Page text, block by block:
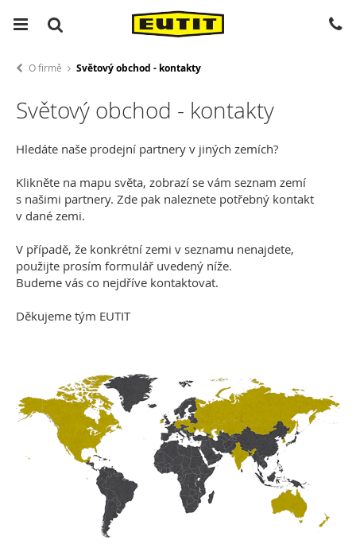
O firmě Světový obchod - kontakty
Světový obchod - kontakty
Hledáte naše prodejní partnery v jiných zemích?
Klikněte na mapu světa, zobrazí se vám seznam zemí
s našimi partnery. Zde pak naleznete potřebný kontakt
v dané zemi.
V případě, že konkrétní zemi v seznamu nenajdete,
použijte prosím formulář uvedený níže.
Budeme vás co nejdříve kontaktovat.
Děkujeme tým EUTIT